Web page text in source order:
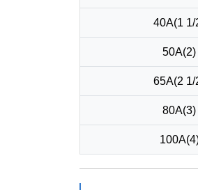
40A(1 1/
50A(2)
65A(2 1/
80A(3)